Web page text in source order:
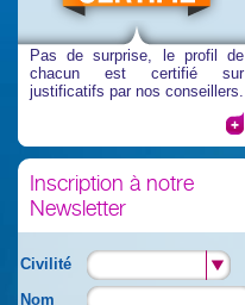
Pas de surprise, le profil de
chacun est certifié sur
justificatifs par nos conseillers.
Inscription à notre
Newsletter
Civilité
Nom